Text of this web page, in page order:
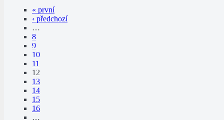
« první
‹ předchozí
…
8
9
10
11
12
13
14
15
16
…